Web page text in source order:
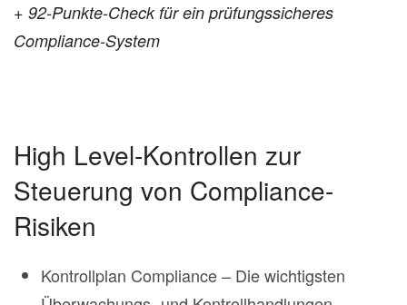
+ 92-Punkte-Check für ein prüfungssicheres
Compliance-System
High Level-Kontrollen zur
Steuerung von Compliance-
Risiken
Kontrollplan Compliance – Die wichtigsten